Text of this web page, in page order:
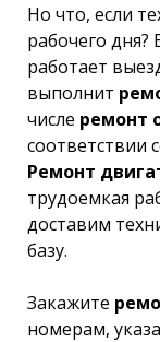
Но что, если
рабочего
работает
выполнит
числе ремонт
соответствии
Ремонт
трудоемкая
доставим
базу.
Закажите
номерам,